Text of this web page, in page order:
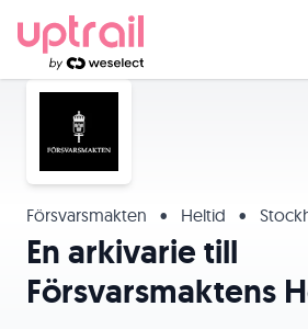
Försvarsmakten • Heltid •
En arkivarie till
Försvarsmaktens